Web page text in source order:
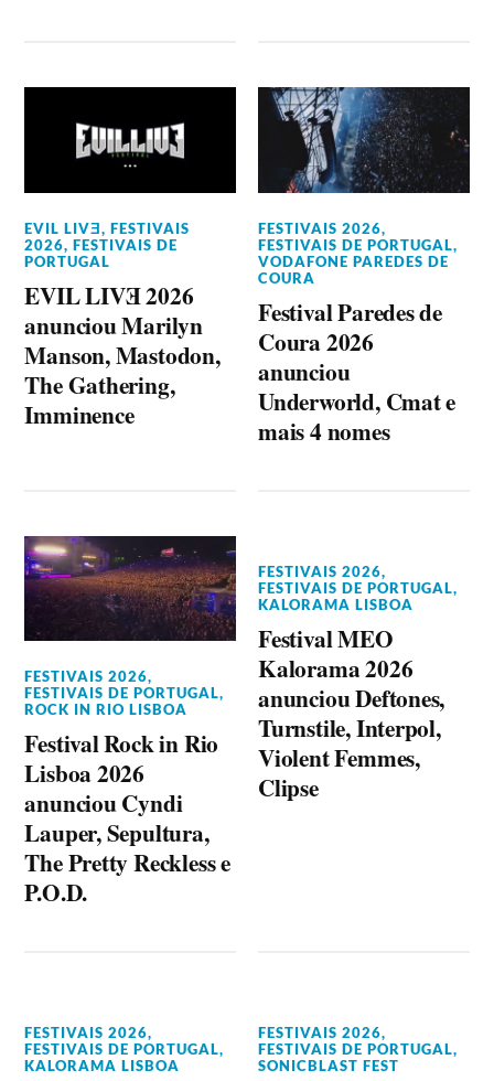
EVIL LIVƎ,FESTIVAIS
2026,FESTIVAIS DE
PORTUGAL
EVIL LIVƎ 2026
anunciou Marilyn
Manson, Mastodon,
The Gathering,
Imminence
FESTIVAIS 2026,
FESTIVAIS DE PORTUGAL,
VODAFONE PAREDES DE
COURA
Festival Paredes de
Coura 2026
anunciou
Underworld, Cmat e
mais 4 nomes
FESTIVAIS 2026,
FESTIVAIS DE PORTUGAL,
ROCK IN RIO LISBOA
Festival Rock in Rio
Lisboa 2026
anunciou Cyndi
Lauper, Sepultura,
The Pretty Reckless e
P.O.D.
FESTIVAIS 2026,
FESTIVAIS DE PORTUGAL,
KALORAMA LISBOA
Festival MEO
Kalorama 2026
anunciou Deftones,
Turnstile, Interpol,
Violent Femmes,
Clipse
FESTIVAIS 2026,
FESTIVAIS DE PORTUGAL,
KALORAMA LISBOA
FESTIVAIS 2026,
FESTIVAIS DE PORTUGAL,
SONICBLAST FEST